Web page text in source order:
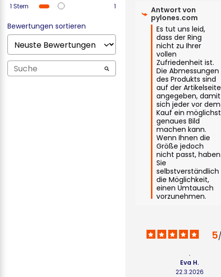
1 Stern 1
Bewertungen sortieren
Antwort von
pylones.com
Es tut uns leid,
dass der Ring
nicht zu Ihrer
vollen
Zufriedenheit ist.
Die Abmessungen
des Produkts sind
auf der Artikelseite
angegeben, damit
sich jeder vor dem
Kauf ein möglichst
genaues Bild
machen kann.
Wenn Ihnen die
Größe jedoch
nicht passt, haben
Sie
selbstverständlich
die Möglichkeit,
einen Umtausch
vorzunehmen.
5
.
22.3.2026
Eva H.